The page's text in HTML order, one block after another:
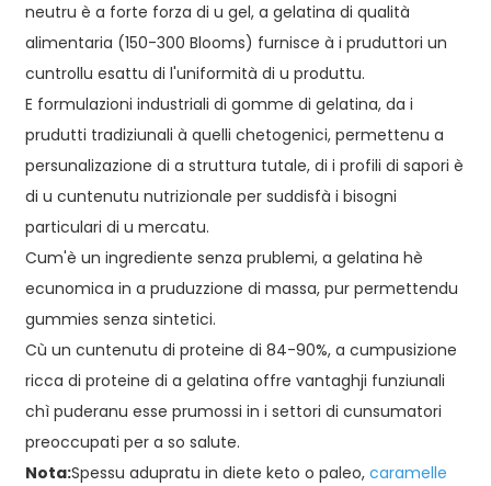
neutru è a forte forza di u gel, a gelatina di qualità
alimentaria (150-300 Blooms) furnisce à i pruduttori un
cuntrollu esattu di l'uniformità di u produttu.
E formulazioni industriali di gomme di gelatina, da i
prudutti tradiziunali à quelli chetogenici, permettenu a
persunalizazione di a struttura tutale, di i profili di sapori è
di u cuntenutu nutrizionale per suddisfà i bisogni
particulari di u mercatu.
Cum'è un ingrediente senza prublemi, a gelatina hè
ecunomica in a pruduzzione di massa, pur permettendu
gummies senza sintetici.
Cù un cuntenutu di proteine ​​di 84-90%, a cumpusizione
ricca di proteine ​​di a gelatina offre vantaghji funziunali
chì puderanu esse prumossi in i settori di cunsumatori
preoccupati per a so salute.
Nota:Spessu adupratu in diete keto o paleo, caramelle